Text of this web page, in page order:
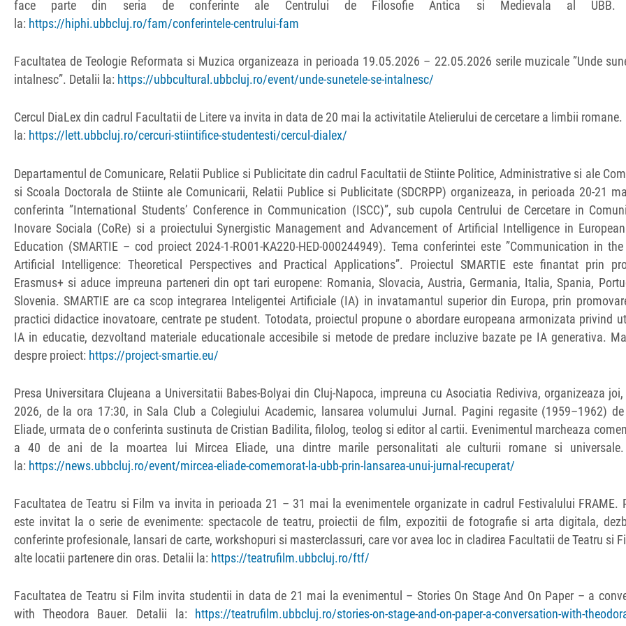
face parte din seria de conferinte ale Centrului de Filosofie Antica si Medievala al UBB.
la: https://hiphi.ubbcluj.ro/fam/conferintele-centrului-fam
Facultatea de Teologie Reformata si Muzica organizeaza in perioada 19.05.2026 – 22.05.2026 serile muzicale ”Unde
intalnesc”. Detalii la: https://ubbcultural.ubbcluj.ro/event/unde-sunetele-se-intalnesc/
Cercul DiaLex din cadrul Facultatii de Litere va invita in data de 20 mai la activitatile Atelierului de cercetare a limbii romane.
la: https://lett.ubbcluj.ro/cercuri-stiintifice-studentesti/cercul-dialex/
Departamentul de Comunicare, Relatii Publice si Publicitate din cadrul Facultatii de Stiinte Politice, Administrative si ale
si Scoala Doctorala de Stiinte ale Comunicarii, Relatii Publice si Publicitate (SDCRPP) organizeaza, in perioada 20-21
conferinta ”International Students’ Conference in Communication (ISCC)”, sub cupola Centrului de Cercetare in
Inovare Sociala (CoRe) si a proiectului Synergistic Management and Advancement of Artificial Intelligence in
Education (SMARTIE – cod proiect 2024-1-RO01-KA220-HED-000244949). Tema conferintei este ”Communication in
Artificial Intelligence: Theoretical Perspectives and Practical Applications”. Proiectul SMARTIE este finantat prin
Erasmus+ si aduce impreuna parteneri din opt tari europene: Romania, Slovacia, Austria, Germania, Italia, Spania,
Slovenia. SMARTIE are ca scop integrarea Inteligentei Artificiale (IA) in invatamantul superior din Europa, prin
practici didactice inovatoare, centrate pe student. Totodata, proiectul propune o abordare europeana armonizata privind
IA in educatie, dezvoltand materiale educationale accesibile si metode de predare incluzive bazate pe IA generativa.
despre proiect: https://project-smartie.eu/
Presa Universitara Clujeana a Universitatii Babes-Bolyai din Cluj-Napoca, impreuna cu Asociatia Rediviva, organizeaza
2026, de la ora 17:30, in Sala Club a Colegiului Academic, lansarea volumului Jurnal. Pagini regasite (1959–1962)
Eliade, urmata de o conferinta sustinuta de Cristian Badilita, filolog, teolog si editor al cartii. Evenimentul marcheaza
a 40 de ani de la moartea lui Mircea Eliade, una dintre marile personalitati ale culturii romane si universale.
la: https://news.ubbcluj.ro/event/mircea-eliade-comemorat-la-ubb-prin-lansarea-unui-jurnal-recuperat/
Facultatea de Teatru si Film va invita in perioada 21 – 31 mai la evenimentele organizate in cadrul Festivalului FRAME.
este invitat la o serie de evenimente: spectacole de teatru, proiectii de film, expozitii de fotografie si arta digitala,
conferinte profesionale, lansari de carte, workshopuri si masterclassuri, care vor avea loc in cladirea Facultatii de Teatru si
alte locatii partenere din oras. Detalii la: https://teatrufilm.ubbcluj.ro/ftf/
Facultatea de Teatru si Film invita studentii in data de 21 mai la evenimentul – Stories On Stage And On Paper – a
with Theodora Bauer. Detalii la:
https://teatrufilm.ubbcluj.ro/stories-on-stage-and-on-paper-a-conversation-with-